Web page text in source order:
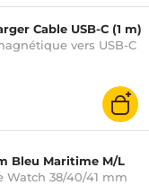
Cable USB-C (1 m)
vers USB-C
Bleu Maritime M/L
Watch 38/40/41 mm